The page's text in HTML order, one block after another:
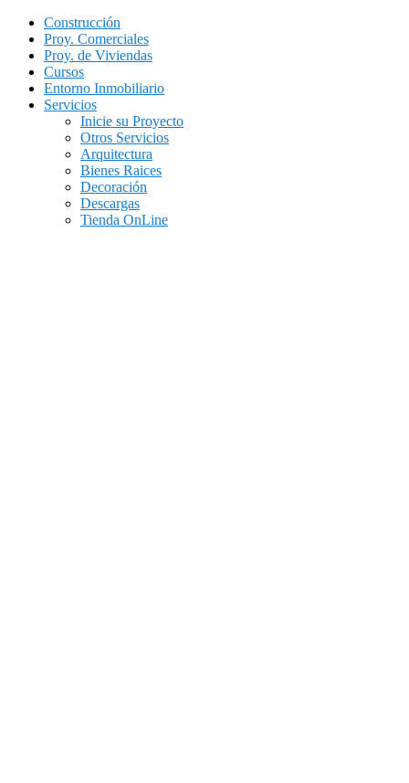
Construcción
Proy. Comerciales
Proy. de Viviendas
Cursos
Entorno Inmobiliario
Servicios
Inicie su Proyecto
Otros Servicios
Arquitectura
Bienes Raices
Decoración
Descargas
Tienda OnLine